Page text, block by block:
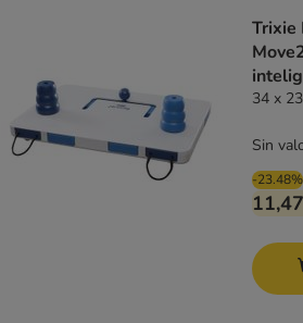
Trixie
34 x
-23.48%
Sin